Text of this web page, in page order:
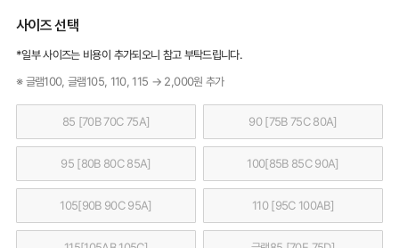
사이즈 선택
*일부 사이즈는 비용이 추가되오니 참고 부탁드립니다.
※ 글램100, 글램105, 110, 115 → 2,000원 추가
85 [70B 70C 75A] 90 [75B 75C 80A]
95 [80B 80C 85A] 100[85B 85C 90A]
105[90B 90C 95A] 110 [95C 100AB]